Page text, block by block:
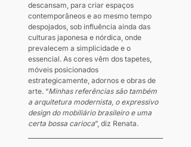
descansam, para criar espaços
contemporâneos e ao mesmo tempo
despojados, sob influência ainda das
culturas japonesa e nórdica, onde
prevalecem a simplicidade e o
essencial. As cores vêm dos tapetes,
móveis posicionados
estrategicamente, adornos e obras de
arte. “Minhas referências são também
a arquitetura modernista, o expressivo
design do mobiliário brasileiro e uma
certa bossa carioca”, diz Renata.